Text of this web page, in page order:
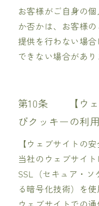
お客様がご自身の
か否かは、お客様
提供を行わない場
できない場合があり
第10条 【ウェ
びクッキーの利
【ウェブサイトの
当社のウェブサイ
SSL（セキュア・ソ
る暗号化技術）を使